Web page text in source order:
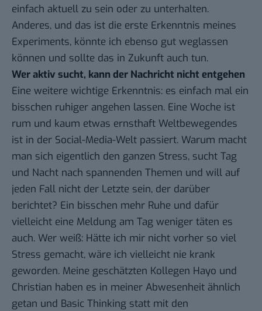
einfach aktuell zu sein oder zu unterhalten.
Anderes, und das ist die erste Erkenntnis meines
Experiments, könnte ich ebenso gut weglassen
können und sollte das in Zukunft auch tun.
Wer aktiv sucht, kann der Nachricht nicht entgehen
Eine weitere wichtige Erkenntnis: es einfach mal ein
bisschen ruhiger angehen lassen. Eine Woche ist
rum und kaum etwas ernsthaft Weltbewegendes
ist in der Social-Media-Welt passiert. Warum macht
man sich eigentlich den ganzen Stress, sucht Tag
und Nacht nach spannenden Themen und will auf
jeden Fall nicht der Letzte sein, der darüber
berichtet? Ein bisschen mehr Ruhe und dafür
vielleicht eine Meldung am Tag weniger täten es
auch. Wer weiß: Hätte ich mir nicht vorher so viel
Stress gemacht, wäre ich vielleicht nie krank
geworden. Meine geschätzten Kollegen Hayo und
Christian haben es in meiner Abwesenheit ähnlich
getan und Basic Thinking statt mit den